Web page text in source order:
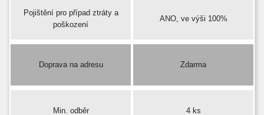
Pojištění pro případ ztráty a
poškození
ANO, ve výši 100%
Doprava na adresu Zdarma
Min. odběr 4 ks